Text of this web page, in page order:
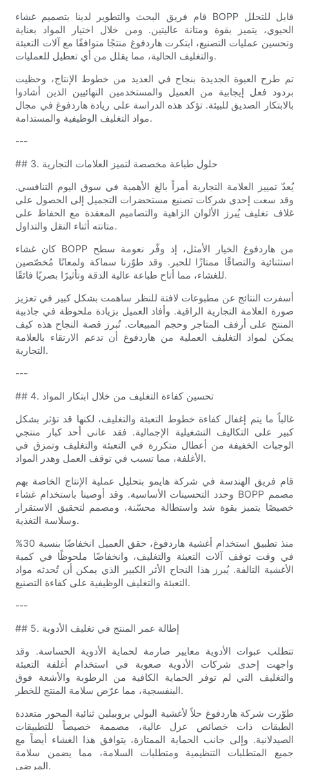
قام فريق البحث والتطوير لدينا بتصميم غشاء BOPP قابل للتحلل
الحيوي، يتميز بقوة ومتانة عاليتين. ومن خلال اختيار المواد بعناية
وتحسين عمليات التصنيع، ابتكرت هاردفوغ منتجًا متوافقًا مع آلات التعبئة
والتغليف الحالية، مما يقلل من أي تعطيل للعمليات.
تم طرح العبوة الجديدة بنجاح في العديد من خطوط الإنتاج، وحظيت
بردود فعل إيجابية من العميل والمستخدمين النهائيين الذين أشادوا
بالابتكار الصديق للبيئة. تؤكد هذه الدراسة على ريادة هاردفوغ في مجال
مواد التغليف الوظيفية والمستدامة.
---
## 3. حلول طباعة مخصصة لتميز العلامات التجارية
يُعدّ تمييز العلامة التجارية أمراً بالغ الأهمية في سوق اليوم التنافسي.
وقد سعت إحدى شركات تصنيع مستحضرات التجميل إلى الحصول على
غلاف تغليف يُبرز الألوان الزاهية والتصاميم المعقدة مع الحفاظ على
متانته أثناء النقل والتداول.
كان غشاء BOPP من هاردفوغ الخيار الأمثل، إذ وفّر نعومة سطح
استثنائية والتصاقًا ممتازًا للحبر. وقد طوّرنا سماكة ولمعانًا مُخصّصين
للغشاء، مما أتاح طباعة عالية الدقة وتأثيرًا بصريًا فائقًا.
أسفرت النتائج عن مطبوعات لافتة للنظر ساهمت بشكل كبير في تعزيز
صورة العلامة التجارية الراقية. وأفاد العميل بزيادة ملحوظة في جاذبية
المنتج على أرفف المتاجر وحجم المبيعات. تُبرز قصة النجاح هذه كيف
يمكن لمواد التغليف العملية من هاردفوغ أن تدعم الارتقاء بالعلامة
التجارية.
---
## 4. تحسين كفاءة التغليف من خلال ابتكار المواد
غالباً ما يتم إغفال كفاءة خطوط التعبئة والتغليف، لكنها قد تؤثر بشكل
كبير على التكاليف التشغيلية الإجمالية. فقد عانى أحد كبار منتجي
الوجبات الخفيفة من أعطال متكررة في التعبئة والتغليف وتمزق في
الأغلفة، مما تسبب في توقف العمل وهدر المواد.
قام فريق الهندسة في شركة هايمو بتحليل عملية الإنتاج الخاصة بهم
وحدد التحسينات الأساسية. وقد أوصينا باستخدام غشاء BOPP مصمم
خصيصًا يتميز بقوة شد واستطالة محسّنة، ومصمم لتحقيق الاستقرار
وسلاسة التغذية.
منذ تطبيق استخدام أغشية هاردفوغ، حقق العميل انخفاضًا بنسبة 30%
في وقت توقف آلات التعبئة والتغليف، وانخفاضًا ملحوظًا في كمية
الأغشية التالفة. يُبرز هذا النجاح الأثر الكبير الذي يمكن أن تُحدثه مواد
التعبئة والتغليف الوظيفية على كفاءة التصنيع.
---
## 5. إطالة عمر المنتج في تغليف الأدوية
تتطلب عبوات الأدوية معايير صارمة لحماية الأدوية الحساسة. وقد
واجهت إحدى شركات الأدوية صعوبة في استخدام أغلفة التعبئة
والتغليف التي لم توفر الحماية الكافية من الرطوبة والأشعة فوق
البنفسجية، مما عرّض سلامة المنتج للخطر.
طوّرت شركة هاردفوغ حلاً لأغشية البولي بروبيلين ثنائية المحور متعددة
الطبقات ذات خصائص عزل عالية، مصممة خصيصاً للتطبيقات
الصيدلانية. وإلى جانب الحماية الممتازة، يتوافق هذا الغشاء أيضاً مع
جميع المتطلبات التنظيمية ومتطلبات السلامة، مما يضمن سلامة
المرضى.